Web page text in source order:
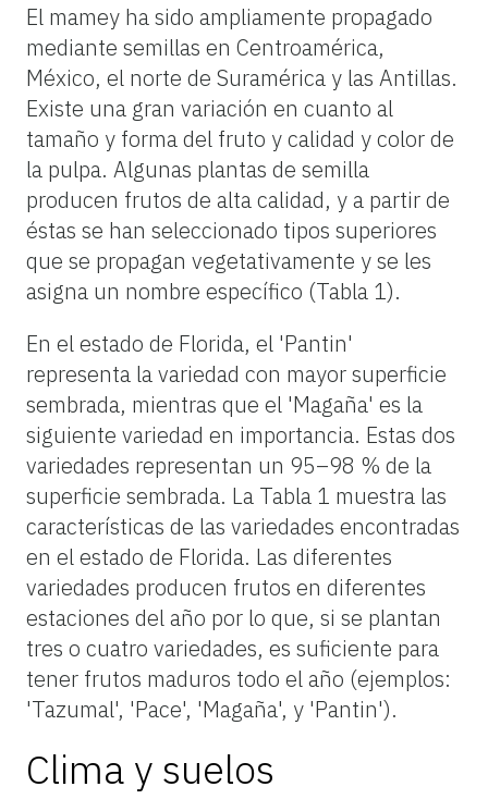
El mamey ha sido ampliamente propagado
mediante semillas en Centroamérica,
México, el norte de Suramérica y las Antillas.
Existe una gran variación en cuanto al
tamaño y forma del fruto y calidad y color de
la pulpa. Algunas plantas de semilla
producen frutos de alta calidad, y a partir de
éstas se han seleccionado tipos superiores
que se propagan vegetativamente y se les
asigna un nombre específico (Tabla 1).
En el estado de Florida, el 'Pantin'
representa la variedad con mayor superficie
sembrada, mientras que el 'Magaña' es la
siguiente variedad en importancia. Estas dos
variedades representan un 95–98 % de la
superficie sembrada. La Tabla 1 muestra las
características de las variedades encontradas
en el estado de Florida. Las diferentes
variedades producen frutos en diferentes
estaciones del año por lo que, si se plantan
tres o cuatro variedades, es suficiente para
tener frutos maduros todo el año (ejemplos:
'Tazumal', 'Pace', 'Magaña', y 'Pantin').
Clima y suelos